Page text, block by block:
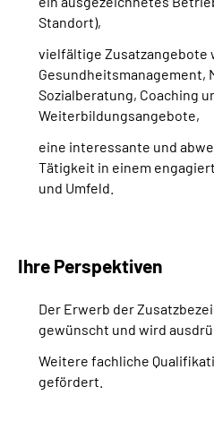
Standort),
vielfältige Zusatzangebote
Gesundheitsmanagement,
Sozialberatung, Coaching
Weiterbildungsangebote,
eine interessante und
Tätigkeit in einem
und Umfeld.
Ihre Perspektiven
Der Erwerb der
gewünscht und wird
Weitere fachliche
gefördert.